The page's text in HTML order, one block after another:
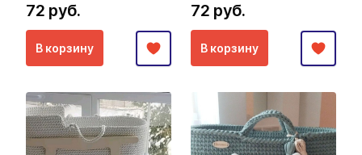
72 руб.
В корзину
72 руб.
В корзину